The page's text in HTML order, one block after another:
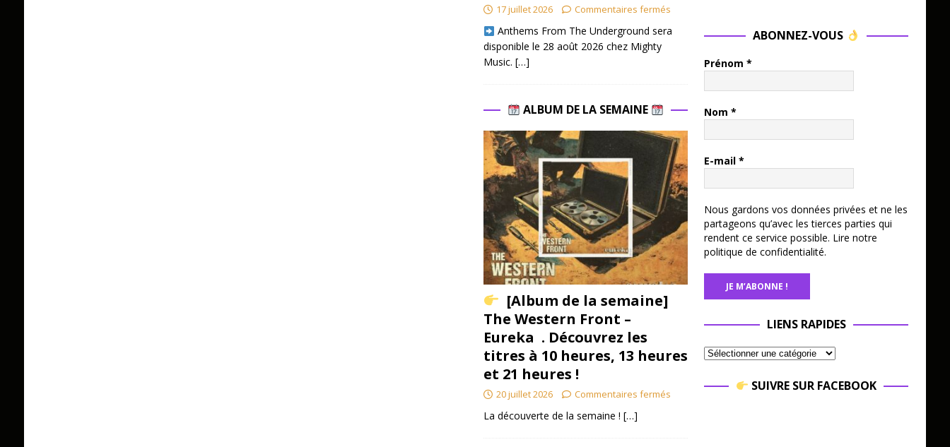
17 juillet 2026 Commentaires fermés
​ Anthems From The Underground sera
disponible le 28 août 2026 chez Mighty
Music. […]
ALBUM DE LA SEMAINE
[Album de la semaine]
The Western Front –
Eureka . Découvrez les
titres à 10 heures, 13 heures
et 21 heures !
20 juillet 2026 Commentaires fermés
La découverte de la semaine ! […]
ABONNEZ-VOUS
Prénom *
Nom *
E-mail *
Nous gardons vos données privées et ne les
partageons qu’avec les tierces parties qui
rendent ce service possible. Lire notre
politique de confidentialité.
LIENS RAPIDES
SUIVRE SUR FACEBOOK